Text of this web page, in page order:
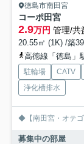
徳島市南田宮
コーポ田宮
2.9万円 管理/共
20.55㎡ (1K) /築
高徳線「徳島」
駐輪場 CATV
浄化槽排水
◆【南田宮・オテ
募集中の部屋